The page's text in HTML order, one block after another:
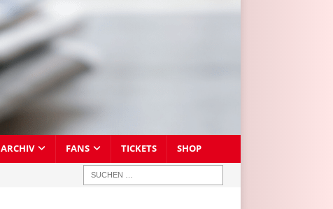
ARCHIV FANS TICKETS SHOP